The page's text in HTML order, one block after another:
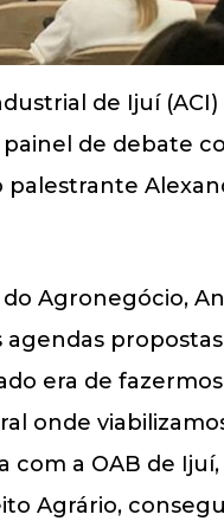
de Ijuí (ACI)
de debate
Agronegócio,
era de
onde
com a OAB de
Agrário,